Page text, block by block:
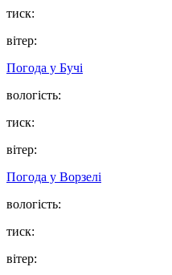
тиск:
вітер:
Погода у Бучі
вологість:
тиск:
вітер:
Погода у Ворзелі
вологість:
тиск:
вітер: